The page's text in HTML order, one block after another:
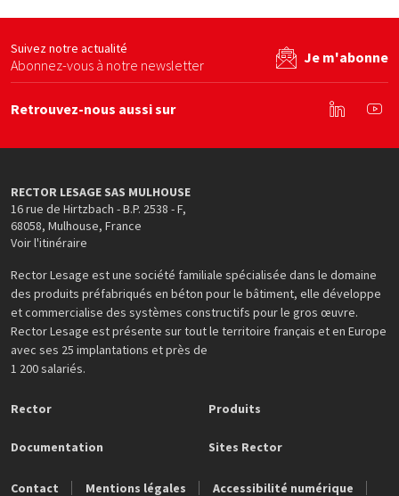
Suivez notre actualité
Abonnez-vous à notre newsletter Je m'abonne
Retrouvez-nous aussi sur
Linkedin
RECTOR LESAGE SAS MULHOUSE
16 rue de Hirtzbach - B.P. 2538 - F,
68058, Mulhouse, France
Voir l'itinéraire
Rector Lesage est une société familiale spécialisée dans le domaine
des produits préfabriqués en béton pour le bâtiment, elle développe
et commercialise des systèmes constructifs pour le gros œuvre.
Rector Lesage est présente sur tout le territoire français et en Europe
avec ses 25 implantations et près de
1 200 salariés.
Rector Produits
Documentation Sites Rector
Contact Mentions légales Accessibilité numérique